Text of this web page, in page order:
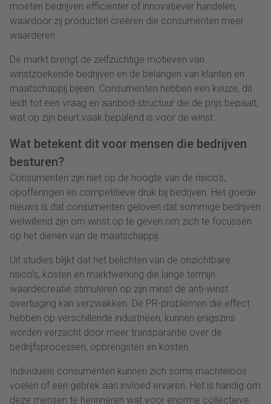
moeten bedrijven efficiënter of innovatiever handelen,
waardoor zij producten creëren die consumenten meer
waarderen.
De markt brengt de zelfzuchtige motieven van
winstzoekende bedrijven en de belangen van klanten en
maatschappij bijeen. Consumenten hebben een keuze, dit
leidt tot een vraag en aanbod-structuur die de prijs bepaalt,
wat op zijn beurt vaak bepalend is voor de winst.
Wat betekent dit voor mensen die bedrijven
besturen?
Consumenten zijn niet op de hoogte van de risico’s,
opofferingen en competitieve druk bij bedrjven. Het goede
nieuws is dat consumenten geloven dat sommige bedrijven
welwillend zijn om winst op te geven om zich te focussen
op het dienen van de maatschappij.
Uit studies blijkt dat het belichten van de onzichtbare
risico’s, kosten en marktwerking die lange termijn
waardecreatie stimuleren op zijn minst de anti-winst
overtuiging kan verzwakken. De PR-problemen die effect
hebben op verschillende industriëen, kunnen enigszins
worden verzacht door meer transparantie over de
bedrijfsprocessen, opbrengsten en kosten.
Individuele consumenten kunnen zich soms machteloos
voelen of een gebrek aan invloed ervaren. Het is handig om
deze mensen te herinneren wat voor enorme collectieve